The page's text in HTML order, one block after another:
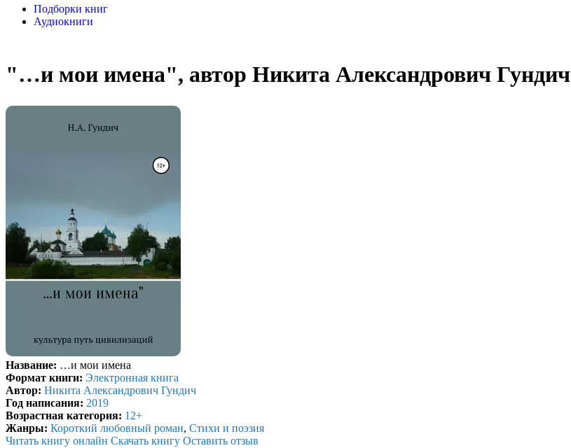
Подборки книг
Аудиокниги
"…и мои имена", автор Никита Александрович Гундич
Название: …и мои имена
Формат книги: Электронная книга
Автор: Никита Александрович Гундич
Год написания: 2019
Возрастная категория: 12+
Жанры: Короткий любовный роман, Стихи и поэзия
Читать книгу онлайн Скачать книгу Оставить отзыв